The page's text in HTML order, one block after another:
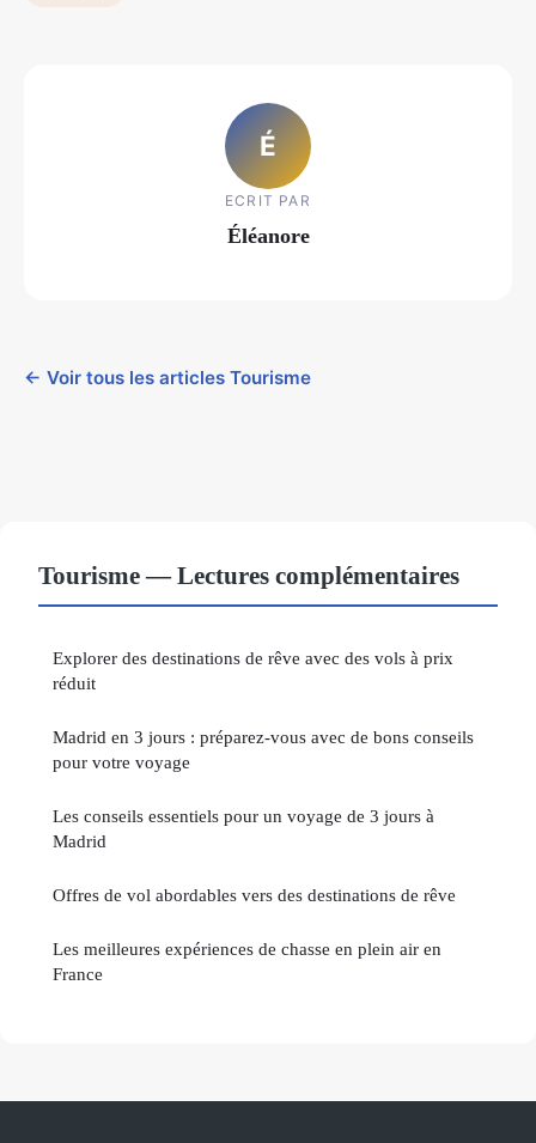
É
ECRIT PAR
Éléanore
← Voir tous les articles Tourisme
Tourisme — Lectures complémentaires
Explorer des destinations de rêve avec des vols à prix
réduit
Madrid en 3 jours : préparez-vous avec de bons conseils
pour votre voyage
Les conseils essentiels pour un voyage de 3 jours à
Madrid
Offres de vol abordables vers des destinations de rêve
Les meilleures expériences de chasse en plein air en
France